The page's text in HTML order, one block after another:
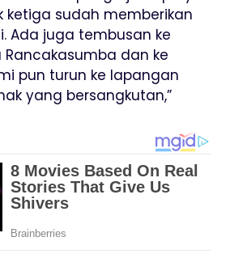
ketiga sudah memberikan
Ada juga tembusan ke
Rancakasumba dan ke
pun turun ke lapangan
yang bersangkutan,”